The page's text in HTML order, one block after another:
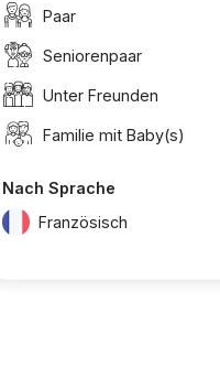
Paar
Seniorenpaar
Unter Freunden
Familie mit Baby(s)
Nach Sprache
Französisch